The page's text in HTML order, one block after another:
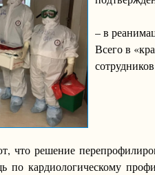
– в
Всего в
что решение
по кардиологическому